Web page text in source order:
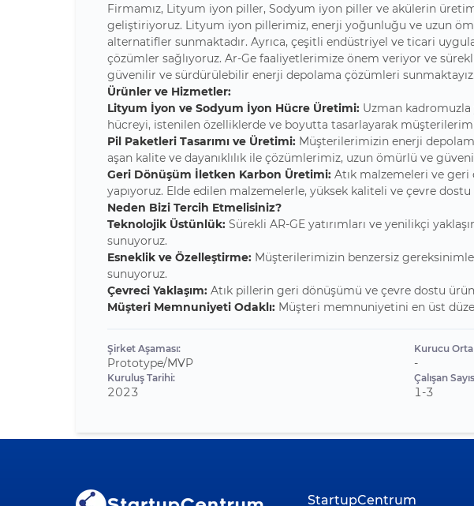
Firmamız, Lityum iyon piller, Sodyum iyon piller ve akülerin
geliştiriyoruz. Lityum iyon pillerimiz, enerji yoğunluğu ve uzun
alternatifler sunmaktadır. Ayrıca, çeşitli endüstriyel ve ticari
çözümler sağlıyoruz. Ar-Ge faaliyetlerimize önem veriyor ve
güvenilir ve sürdürülebilir enerji depolama çözümleri sunmaktayız.
Ürünler ve Hizmetler:
Lityum İyon ve Sodyum İyon Hücre Üretimi: Uzman
hücreyi, istenilen özelliklerde ve boyutta tasarlayarak
Pil Paketleri Tasarımı ve Üretimi: Müşterilerimizin enerji
aşan kalite ve dayanıklılık ile çözümlerimiz, uzun ömürlü ve
Geri Dönüşüm İletken Karbon Üretimi: Atık malzemeleri ve geri
yapıyoruz. Elde edilen malzemelerle, yüksek kaliteli ve çevre
Neden Bizi Tercih Etmelisiniz?
Teknolojik Üstünlük: Sürekli AR-GE yatırımları ve yenilikçi
sunuyoruz.
Esneklik ve Özelleştirme: Müşterilerimizin benzersiz
sunuyoruz.
Çevreci Yaklaşım: Atık pillerin geri dönüşümü ve çevre dostu
Müşteri Memnuniyeti Odaklı: Müşteri memnuniyetini en üst
Şirket Aşaması:
Prototype/MVP
Kuruluş Tarihi:
2023
Kurucu
-
Çalışan
1-3
StartupCentrum